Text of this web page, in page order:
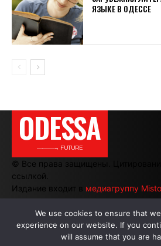
ЯЗЫКЕ В ОДЕССЕ
ODESSA
———→ FUTURE
© Все права защищены.
ссылкой.
Издание входит в медиагруппу
АВТОРЫ |
We use cookies to ensure that
experience on our website. If you
will assume that you are